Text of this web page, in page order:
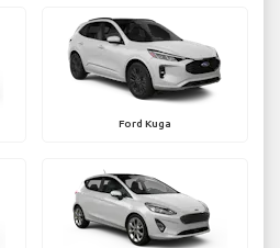
Ford Kuga